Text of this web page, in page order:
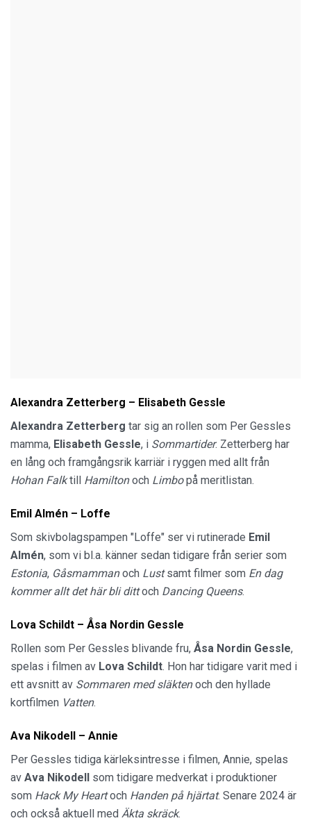
Alexandra Zetterberg – Elisabeth Gessle
Alexandra Zetterberg tar sig an rollen som Per Gessles
mamma, Elisabeth Gessle, i Sommartider. Zetterberg har
en lång och framgångsrik karriär i ryggen med allt från
Hohan Falktill Hamiltonoch Limbopå meritlistan.
Emil Almén – Loffe
Som skivbolagspampen "Loffe" ser vi rutinerade Emil
Almén, som vi bl.a. känner sedan tidigare från serier som
Estonia, Gåsmammanoch Lustsamt filmer som En dag
kommer allt det här bli dittoch Dancing Queens.
Lova Schildt – Åsa Nordin Gessle
Rollen som Per Gessles blivande fru, Åsa Nordin Gessle,
spelas i filmen av Lova Schildt. Hon har tidigare varit med i
ett avsnitt av Sommaren med släktenoch den hyllade
kortfilmen Vatten.
Ava Nikodell – Annie
Per Gessles tidiga kärleksintresse i filmen, Annie, spelas
av Ava Nikodell som tidigare medverkat i produktioner
som Hack My Heartoch Handen på hjärtat. Senare 2024 är
och också aktuell med Äkta skräck.